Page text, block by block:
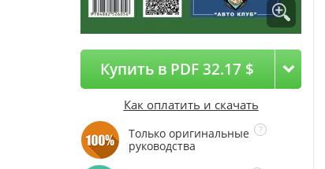
Купить в PDF 32.17 $
Как оплатить и скачать
Только оригинальные
руководства